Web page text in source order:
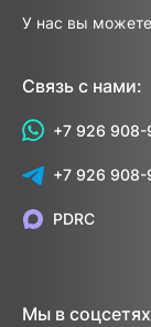
У нас вы можете
Связь с нами:
+7 926
+7 926
PDRC
Мы в